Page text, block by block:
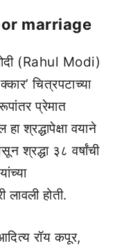
marriage
(Rahul Modi)
चित्रपटाच्या
प्रेमात
श्रद्धापेक्षा वयाने
श्रद्धा ३८ वर्षांची
होती.
रॉय कपूर,